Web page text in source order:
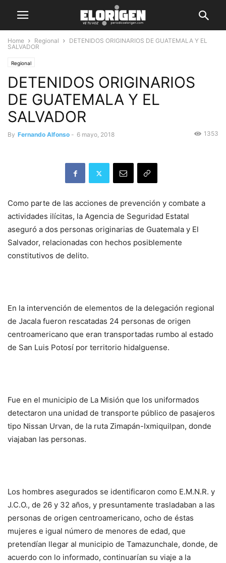
Home Regional
DETENIDOS ORIGINARIOS DE GUATEMALA Y EL
SALVADOR
Regional
DETENIDOS ORIGINARIOS
DE GUATEMALA Y EL
SALVADOR
By Fernando Alfonso - 6 mayo, 2018 1353
Como parte de las acciones de prevención y combate a
actividades ilícitas, la Agencia de Seguridad Estatal
aseguró a dos personas originarias de Guatemala y El
Salvador, relacionadas con hechos posiblemente
constitutivos de delito.
En la intervención de elementos de la delegación regional
de Jacala fueron rescatadas 24 personas de origen
centroamericano que eran transportadas rumbo al estado
de San Luis Potosí por territorio hidalguense.
Fue en el municipio de La Misión que los uniformados
detectaron una unidad de transporte público de pasajeros
tipo Nissan Urvan, de la ruta Zimapán-Ixmiquilpan, donde
viajaban las personas.
Los hombres asegurados se identificaron como E.M.N.R. y
J.C.O., de 26 y 32 años, y presuntamente trasladaban a las
personas de origen centroamericano, ocho de éstas
mujeres e igual número de menores de edad, que
pretendían llegar al municipio de Tamazunchale, donde, de
acuerdo con lo informado, continuarían su viaje a la